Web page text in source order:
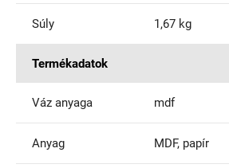
Súly 1,67 kg
Termékadatok
Váz anyaga mdf
Anyag MDF, papír